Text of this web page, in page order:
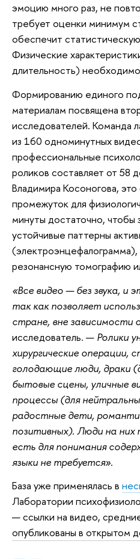
эмоцию много раз, не
требует оценки минимум
обеспечит
Физические
длительность)
Формированию единого
материалам посвящена
исследователей. Команда
из 160 одноминутных
профессиональные
роликов составляет от 58
Владимира Косоногова,
промежуток для
минуты достаточно, чтобы
устойчивые паттерны
резонансную томографию
«Все видео — без звука, и
так как позволяет
стране, вне зависимости
исследователь. — Ролики
хирургические
голодающие люди, драки
бытовые сцены, уличные
процессы (для
радостные дети,
позитивных). Люди на них
есть для понимания
языки не требуется».
База уже применялась в
Лаборатории
— ссылки на видео,
опубликованы в открытом